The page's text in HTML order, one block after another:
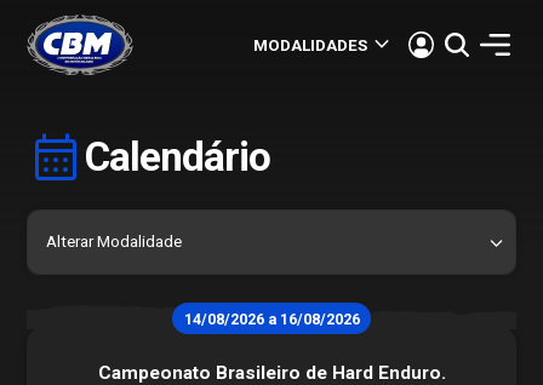
MODALIDADES keyboard_arrow_down
calendar_month Calendário
14/08/2026 a 16/08/2026
Campeonato Brasileiro de Hard Enduro.